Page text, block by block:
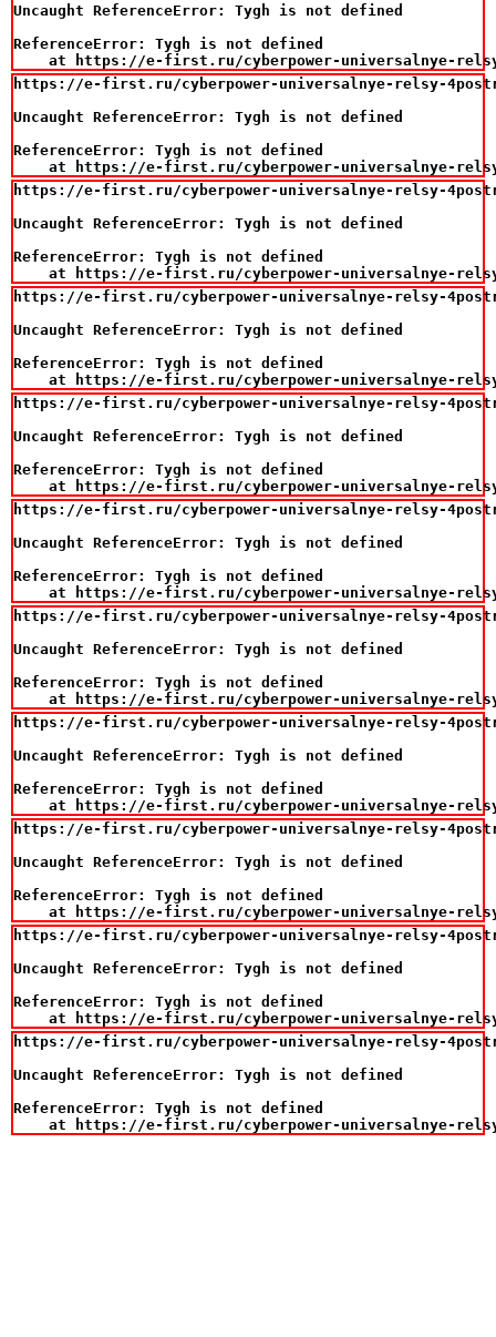
Uncaught ReferenceError: Tygh is not defined
ReferenceError: Tygh is not defined
at https://e-first.ru/cyberpower-universalnye-
https://e-first.ru/cyberpower-universalnye-relsy-
Uncaught ReferenceError: Tygh is not defined
ReferenceError: Tygh is not defined
at https://e-first.ru/cyberpower-universalnye-
https://e-first.ru/cyberpower-universalnye-relsy-
Uncaught ReferenceError: Tygh is not defined
ReferenceError: Tygh is not defined
at https://e-first.ru/cyberpower-universalnye-
https://e-first.ru/cyberpower-universalnye-relsy-
Uncaught ReferenceError: Tygh is not defined
ReferenceError: Tygh is not defined
at https://e-first.ru/cyberpower-universalnye-
https://e-first.ru/cyberpower-universalnye-relsy-
Uncaught ReferenceError: Tygh is not defined
ReferenceError: Tygh is not defined
at https://e-first.ru/cyberpower-universalnye-
https://e-first.ru/cyberpower-universalnye-relsy-
Uncaught ReferenceError: Tygh is not defined
ReferenceError: Tygh is not defined
at https://e-first.ru/cyberpower-universalnye-
https://e-first.ru/cyberpower-universalnye-relsy-
Uncaught ReferenceError: Tygh is not defined
ReferenceError: Tygh is not defined
at https://e-first.ru/cyberpower-universalnye-
https://e-first.ru/cyberpower-universalnye-relsy-
Uncaught ReferenceError: Tygh is not defined
ReferenceError: Tygh is not defined
at https://e-first.ru/cyberpower-universalnye-
https://e-first.ru/cyberpower-universalnye-relsy-
Uncaught ReferenceError: Tygh is not defined
ReferenceError: Tygh is not defined
at https://e-first.ru/cyberpower-universalnye-
https://e-first.ru/cyberpower-universalnye-relsy-
Uncaught ReferenceError: Tygh is not defined
ReferenceError: Tygh is not defined
at https://e-first.ru/cyberpower-universalnye-
https://e-first.ru/cyberpower-universalnye-relsy-
Uncaught ReferenceError: Tygh is not defined
ReferenceError: Tygh is not defined
at https://e-first.ru/cyberpower-universalnye-